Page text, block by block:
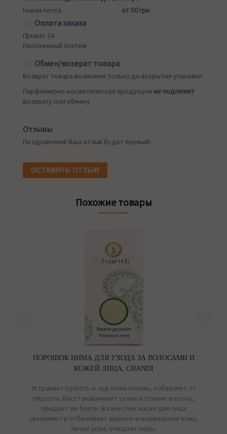
Новая почта от 50 грн
Оплата заказа
Приват 24
Наложенный платеж
Обмен/возврат товара
Возврат товара возможен только до вскрытия упаковки
Парфюмерно-косметическая продукция не подлежит
возврату или обмену
Отзывы
Поздравляем! Ваш отзыв будет первый!
ОСТАВИТЬ ОТЗЫВ
Похожие товары
ПОРОШОК НИМА ДЛЯ УХОДА ЗА ВОЛОСАМИ И
КОЖЕЙ ЛИЦА, CHANDI
Устраняет сухость и зуд кожи головы, избавляет от
перхоти. Восстанавливает сухие и тонкие волосы,
придает им блеск. В качестве маски для лица
увлажняет и отбеливает жирную и нормальную кожу,
лечит угри, очищает поры.